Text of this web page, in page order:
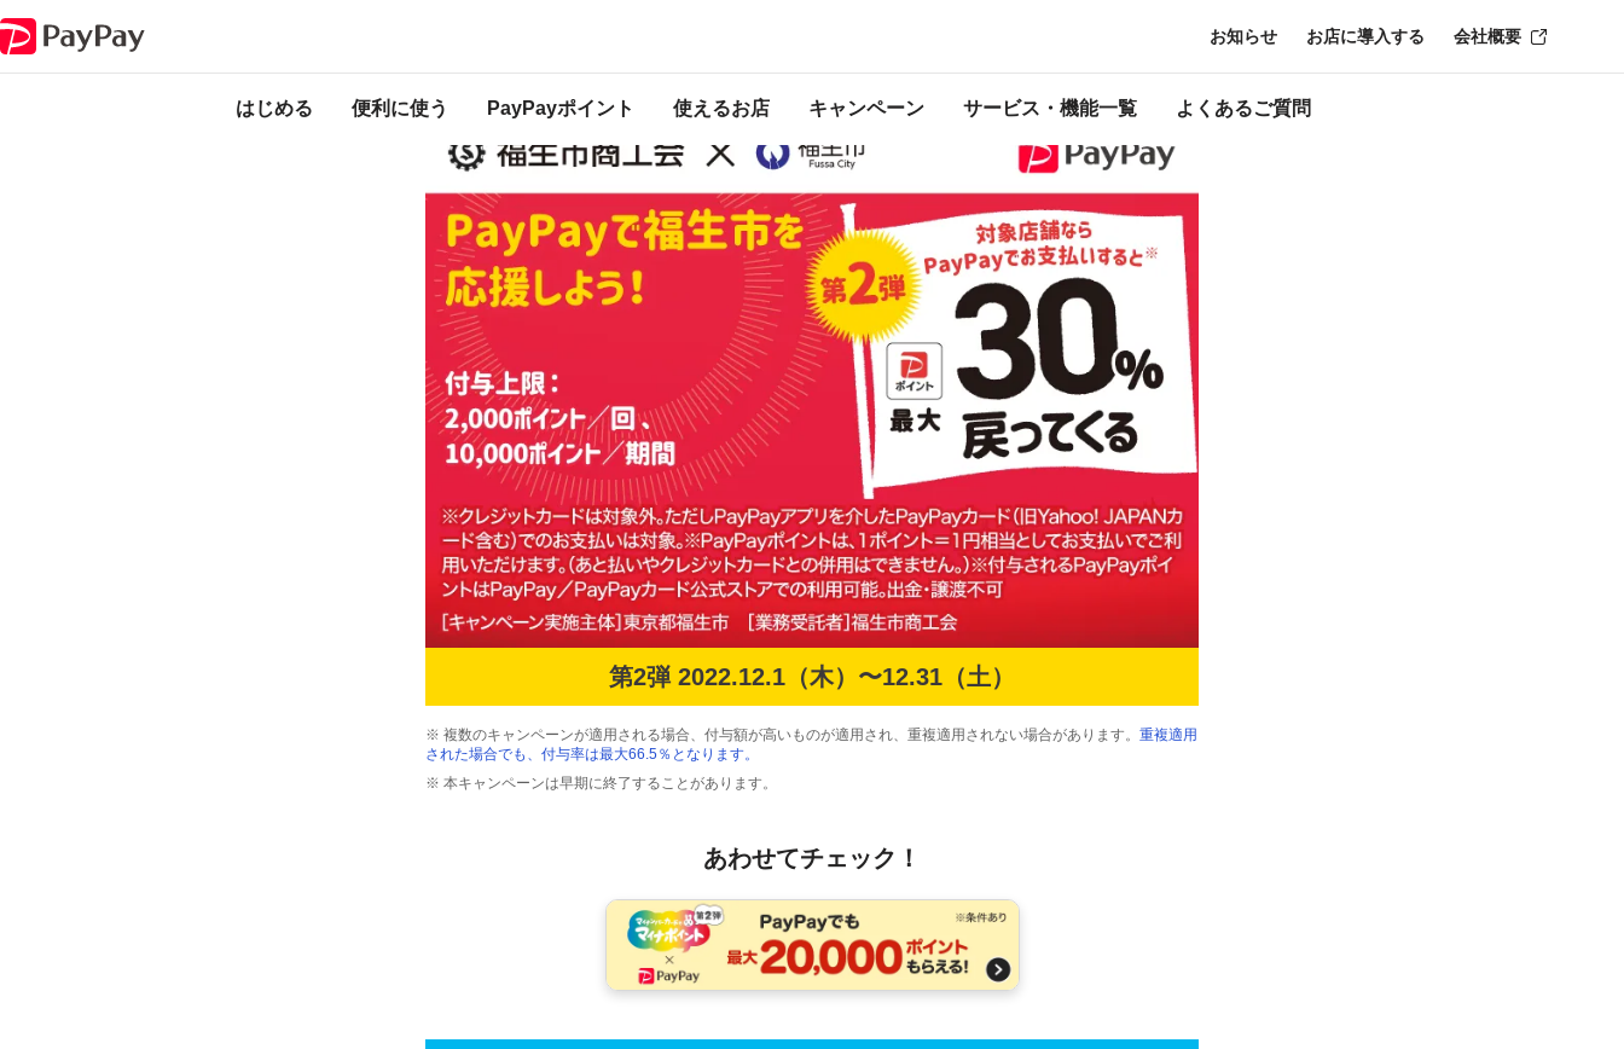
はじめる 便利に使う PayPayポイント 使えるお店 キャンペーン サービス・機能一覧 よくあるご質問
お知らせ お店に導入する 会社概要
のになります。開催中のキャンペーン一覧
第2弾 2022.12.1（木）〜12.31（土）
※ 複数のキャンペーンが適用される場合、付与額が高いものが適用され、重複適用されない場合があります。 重複適用
された場合でも、付与率は最大66.5％となります。
※ 本キャンペーンは早期に終了することがあります。
あわせてチェック！